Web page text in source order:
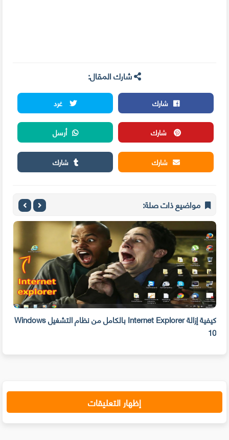
شارك المقال:
شارك
غرد
شارك
أرسل
شارك
شارك
مواضيع ذات صلة:
كيفية إزالة Internet Explorer بالكامل من نظام التشغيل Windows
10
إظهار التعليقات